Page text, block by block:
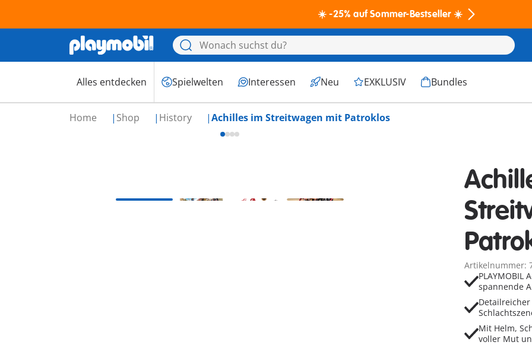
☀️ -25% auf Sommer-Bestseller ☀️
Alles entdecken Spielwelten Interessen Neu EXKLUSIV Bundles
Home Shop History Achilles im Streitwagen mit Patroklos
Artikelnummer:
PLAYMOBIL
spannende
Mit Helm,
voller Mut